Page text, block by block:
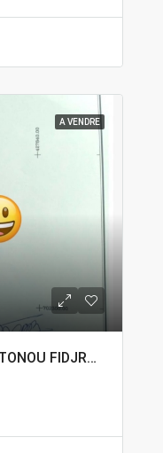
A VENDRE
PARCELLE À VENDRE À COTONOU FIDJROSSÈ